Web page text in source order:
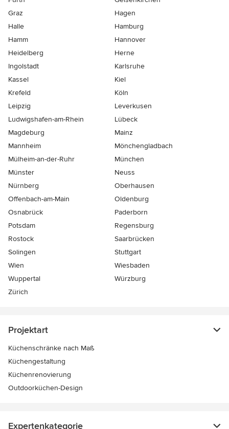
Graz
Hagen
Halle
Hamburg
Hamm
Hannover
Heidelberg
Herne
Ingolstadt
Karlsruhe
Kassel
Kiel
Krefeld
Köln
Leipzig
Leverkusen
Ludwigshafen-am-Rhein
Lübeck
Magdeburg
Mainz
Mannheim
Mönchen­gladbach
Mülheim-an-der-Ruhr
München
Münster
Neuss
Nürnberg
Oberhausen
Offenbach-am-Main
Oldenburg
Osnabrück
Paderborn
Potsdam
Regensburg
Rostock
Saarbrücken
Solingen
Stuttgart
Wien
Wiesbaden
Wuppertal
Würzburg
Zürich
Projektart
Küchenschränke nach Maß
Küchengestaltung
Küchenrenovierung
Outdoorküchen-Design
Expertenkategorie